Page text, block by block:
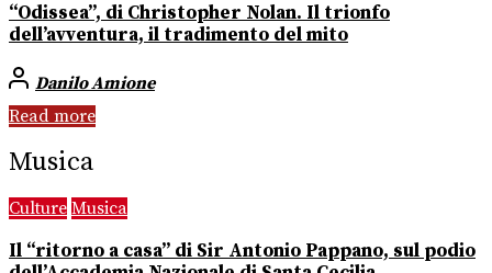
“Odissea”, di Christopher Nolan. Il trionfo
dell’avventura, il tradimento del mito
Danilo Amione
Read more
Musica
Culture Musica
Il “ritorno a casa” di Sir Antonio Pappano, sul podio